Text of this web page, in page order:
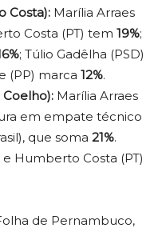
Costa): Marília Arraes
Costa (PT) tem 19%;
; Túlio Gadêlha (PSD)
(PP) marca 12%.
Marília Arraes
em empate técnico
que soma 21%.
e Humberto Costa (PT)
de Pernambuco,